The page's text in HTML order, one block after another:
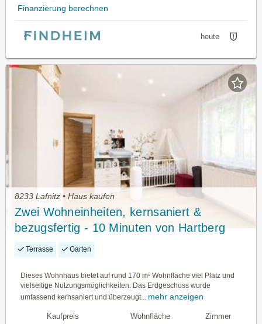
Finanzierung berechnen
heute
8233 Lafnitz • Haus kaufen
Zwei Wohneinheiten, kernsaniert &
bezugsfertig - 10 Minuten von Hartberg
Terrasse Garten
Dieses Wohnhaus bietet auf rund 170 m² Wohnfläche viel Platz und
vielseitige Nutzungsmöglichkeiten. Das Erdgeschoss wurde
umfassend kernsaniert und überzeugt...
mehr anzeigen
Kaufpreis Wohnfläche Zimmer